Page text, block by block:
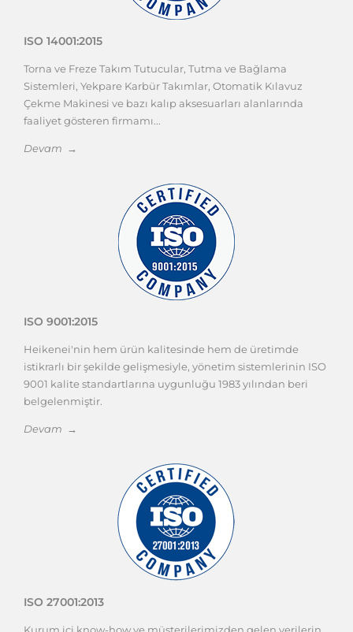
ISO 14001:2015
Torna ve Freze Takım Tutucular, Tutma ve Bağlama
Sistemleri, Yekpare Karbür Takımlar, Otomatik Kılavuz
Çekme Makinesi ve bazı kalıp aksesuarları alanlarında
faaliyet gösteren firmamı...
Devam →
ISO 9001:2015
Heikenei'nin hem ürün kalitesinde hem de üretimde
istikrarlı bir şekilde gelişmesiyle, yönetim sistemlerinin ISO
9001 kalite standartlarına uygunluğu 1983 yılından beri
belgelenmiştir.
Devam →
ISO 27001:2013
Kurum içi know-how ve müşterilerimizden gelen verilerin